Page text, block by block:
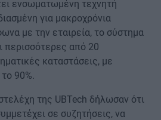
ενσωματωμένη τεχνητή
για μακροχρόνια
με την εταιρεία, το σύστημα
περισσότερες από 20
καταστάσεις, με
90%.
της UBTech δήλωσαν ότι
σε συζητήσεις, να